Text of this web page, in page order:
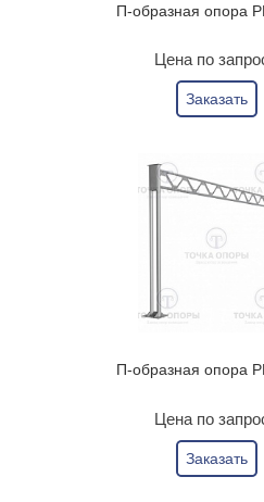
П-образная опора
Цена по
Заказать
П-образная опора
Цена по
Заказать